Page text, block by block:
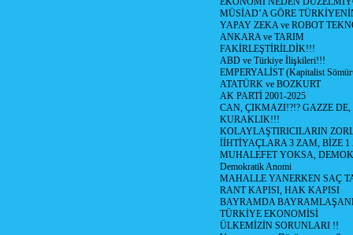
MÜSİAD’A GÖRE
YAPAY ZEKA ve ROBOT
ANKARA ve TARIM
FAKİRLEŞTİRİLDİK!!!
ABD ve Türkiye İlişkileri!!!
EMPERYALİST (Kapitalist
ATATÜRK ve BOZKURT
AK PARTİ 2001-2025
CAN, ÇIKMAZI!?!? GAZZE
KURAKLIK!!!
KOLAYLAŞTIRICILARIN
İİHTİYAÇLARA 3 ZAM, BİZE
MUHALEFET YOKSA,
Demokratik Anomi
MAHALLE YANERKEN SAÇ
RANT KAPISI, HAK KAPISI
BAYRAMDA
TÜRKİYE EKONOMİSİ
ÜLKEMİZİN SORUNLARI !!